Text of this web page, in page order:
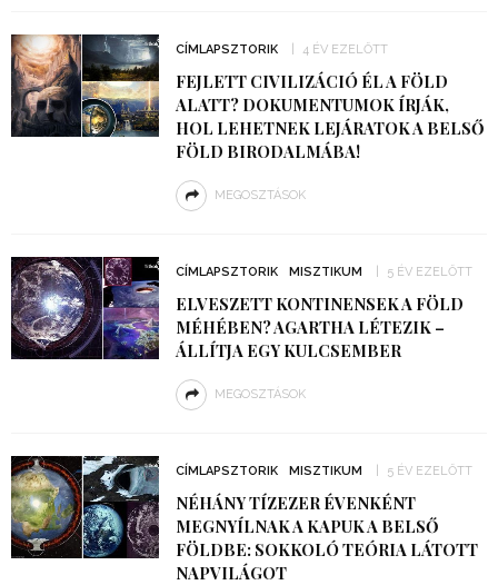
CÍMLAPSZTORIK 4 ÉV EZELŐTT
FEJLETT CIVILIZÁCIÓ ÉL A FÖLD
ALATT? DOKUMENTUMOK ÍRJÁK,
HOL LEHETNEK LEJÁRATOK A BELSŐ
FÖLD BIRODALMÁBA!
MEGOSZTÁSOK
CÍMLAPSZTORIK MISZTIKUM 5 ÉV EZELŐTT
ELVESZETT KONTINENSEK A FÖLD
MÉHÉBEN? AGARTHA LÉTEZIK –
ÁLLÍTJA EGY KULCSEMBER
MEGOSZTÁSOK
CÍMLAPSZTORIK MISZTIKUM 5 ÉV EZELŐTT
NÉHÁNY TÍZEZER ÉVENKÉNT
MEGNYÍLNAK A KAPUK A BELSŐ
FÖLDBE: SOKKOLÓ TEÓRIA LÁTOTT
NAPVILÁGOT